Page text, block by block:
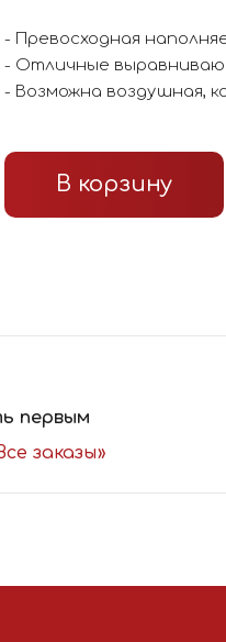
- Превосходная
- Отличные
- Возможна воздушная,
В корзину
первым
заказы»